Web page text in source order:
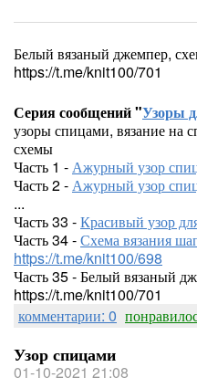
Белый вязаный джемпер,
https://t.me/knit100/701
Серия сообщений "Узоры
узоры спицами, вязание на
схемы
Часть 1 - Ажурный узор
Часть 2 - Ажурный узор
...
Часть 33 -Красивый узор
Часть 34 -Схема вязания
https://t.me/knit100/698
Часть 35 - Белый вязаный
https://t.me/knit100/701
комментарии: 0
Узор спицами
01-10-2021 21:08